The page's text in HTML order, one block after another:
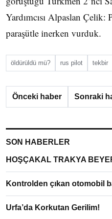
Yardımcısı Alpaslan
paraşütle inerken vurduk.
öldürüldü mü? rus pilot tekbir
Önceki haber Sonraki
SON HABERLER
HOŞÇAKAL TRAKYA
Kontrolden çıkan otomobil
Urfa’da Korkutan Gerilim!